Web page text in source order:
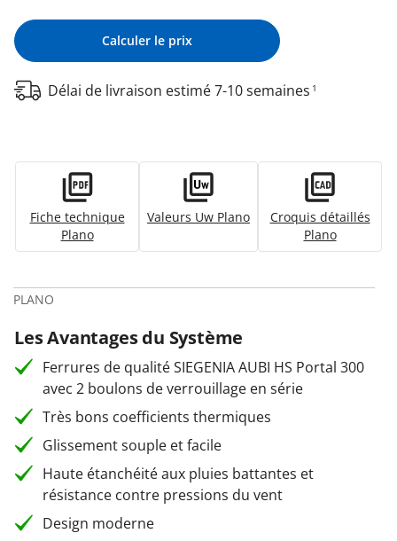
Calculer le prix
Délai de livraison estimé 7-10 semaines 1
Fiche technique
Plano
Valeurs Uw Plano
Croquis détaillés
Plano
PLANO
Les Avantages du Système
Ferrures de qualité SIEGENIA AUBI HS Portal 300
avec 2 boulons de verrouillage en série
Très bons coefficients thermiques
Glissement souple et facile
Haute étanchéité aux pluies battantes et
résistance contre pressions du vent
Design moderne